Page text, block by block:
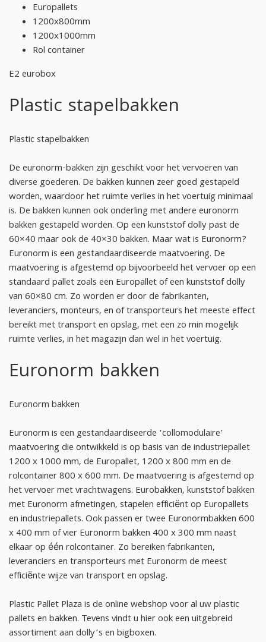
Europallets
1200x800mm
1200x1000mm
Rol container
E2 eurobox
Plastic stapelbakken
Plastic stapelbakken
De euronorm-bakken zijn geschikt voor het vervoeren van
diverse goederen. De bakken kunnen zeer goed gestapeld
worden, waardoor het ruimte verlies in het voertuig minimaal
is. De bakken kunnen ook onderling met andere euronorm
bakken gestapeld worden. Op een kunststof dolly past de
60×40 maar ook de 40×30 bakken. Maar wat is Euronorm?
Euronorm is een gestandaardiseerde maatvoering. De
maatvoering is afgestemd op bijvoorbeeld het vervoer op een
standaard pallet zoals een Europallet of een kunststof dolly
van 60×80 cm. Zo worden er door de fabrikanten,
leveranciers, monteurs, en of transporteurs het meeste effect
bereikt met transport en opslag, met een zo min mogelijk
ruimte verlies, in het magazijn dan wel in het voertuig.
Euronorm bakken
Euronorm bakken
Euronorm is een gestandaardiseerde ‘collomodulaire’
maatvoering die ontwikkeld is op basis van de industriepallet
1200 x 1000 mm, de Europallet, 1200 x 800 mm en de
rolcontainer 800 x 600 mm. De maatvoering is afgestemd op
het vervoer met vrachtwagens. Eurobakken, kunststof bakken
met Euronorm afmetingen, stapelen efficiënt op Europallets
en industriepallets. Ook passen er twee Euronormbakken 600
x 400 mm of vier Euronorm bakken 400 x 300 mm naast
elkaar op één rolcontainer. Zo bereiken fabrikanten,
leveranciers en transporteurs met Euronorm de meest
efficiënte wijze van transport en opslag.
Plastic Pallet Plaza is de online webshop voor al uw plastic
pallets en bakken. Tevens vindt u hier ook een uitgebreid
assortiment aan dolly’s en bigboxen.